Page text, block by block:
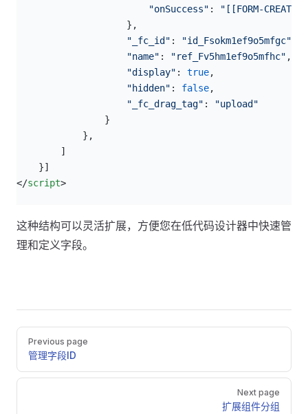
                        "onSuccess"
:
"[[FORM-
                    },
                    "_fc_id"
: "id_Fsokm1ef9o5mfgc"
                    "name"
: "ref_Fv5hm1ef9o5mfhc" ,
                    "display"
: true,
                    "hidden"
: false,
                    "_fc_drag_tag"
:
"upload"
                }
            },
        ]
    }]
</script>
这种结构可以灵活扩展，方便您在低代码设计器中快速管
理和定义字段。
Pager
Previous page
管理字段ID
Next page
扩展组件分组